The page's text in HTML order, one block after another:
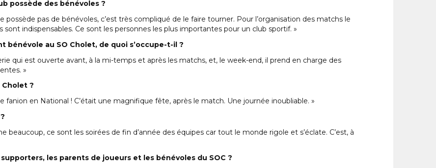
possède des bénévoles ?
possède pas de bénévoles, c’est très compliqué de le faire tourner. Pour l’organisation des matchs le
indispensables. Ce sont les personnes les plus importantes pour un club sportif. »
bénévole au SO Cholet, de quoi s’occupe-t-il ?
qui est ouverte avant, à la mi-temps et après les matchs, et, le week-end, il prend en charge des
»
Cholet ?
en National ! C’était une magnifique fête, après le match. Une journée inoubliable. »
beaucoup, ce sont les soirées de fin d’année des équipes car tout le monde rigole et s’éclate. C’est, à
les parents de joueurs et les bénévoles du SOC ?